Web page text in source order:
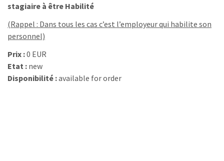
stagiaire à être Habilité
(Rappel : Dans tous les cas c’est l’employeur qui habilite son
personnel)
Prix :0 EUR
Etat : new
Disponibilité :available for order